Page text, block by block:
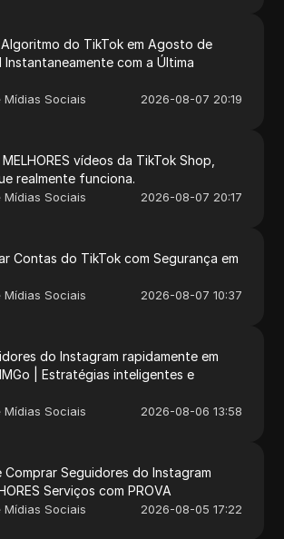
do TikTok em Agosto de
Instantaneamente com a Última
Mídias Sociais 2026-08-07 20:19
vídeos da TikTok Shop,
realmente funciona.
Mídias Sociais 2026-08-07 20:17
Contas do TikTok com Segurança em
Mídias Sociais 2026-08-07 10:37
do Instagram rapidamente em
| Estratégias inteligentes e
Mídias Sociais 2026-08-06 13:58
Comprar Seguidores do Instagram
Serviços com PROVA
Mídias Sociais 2026-08-05 17:22